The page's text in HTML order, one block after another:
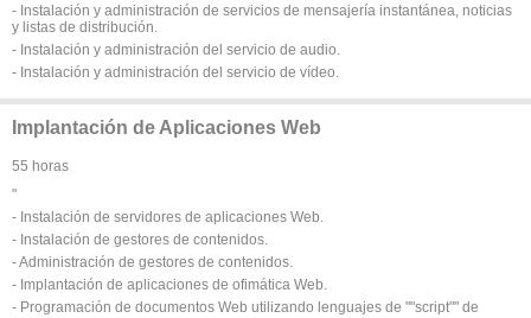
- Instalación y administración de servicios de mensajería instantánea, noticias
y listas de distribución.
- Instalación y administración del servicio de audio.
- Instalación y administración del servicio de vídeo.
Implantación de Aplicaciones Web
55 horas
"
- Instalación de servidores de aplicaciones Web.
- Instalación de gestores de contenidos.
- Administración de gestores de contenidos.
- Implantación de aplicaciones de ofimática Web.
- Programación de documentos Web utilizando lenguajes de ""script"" de